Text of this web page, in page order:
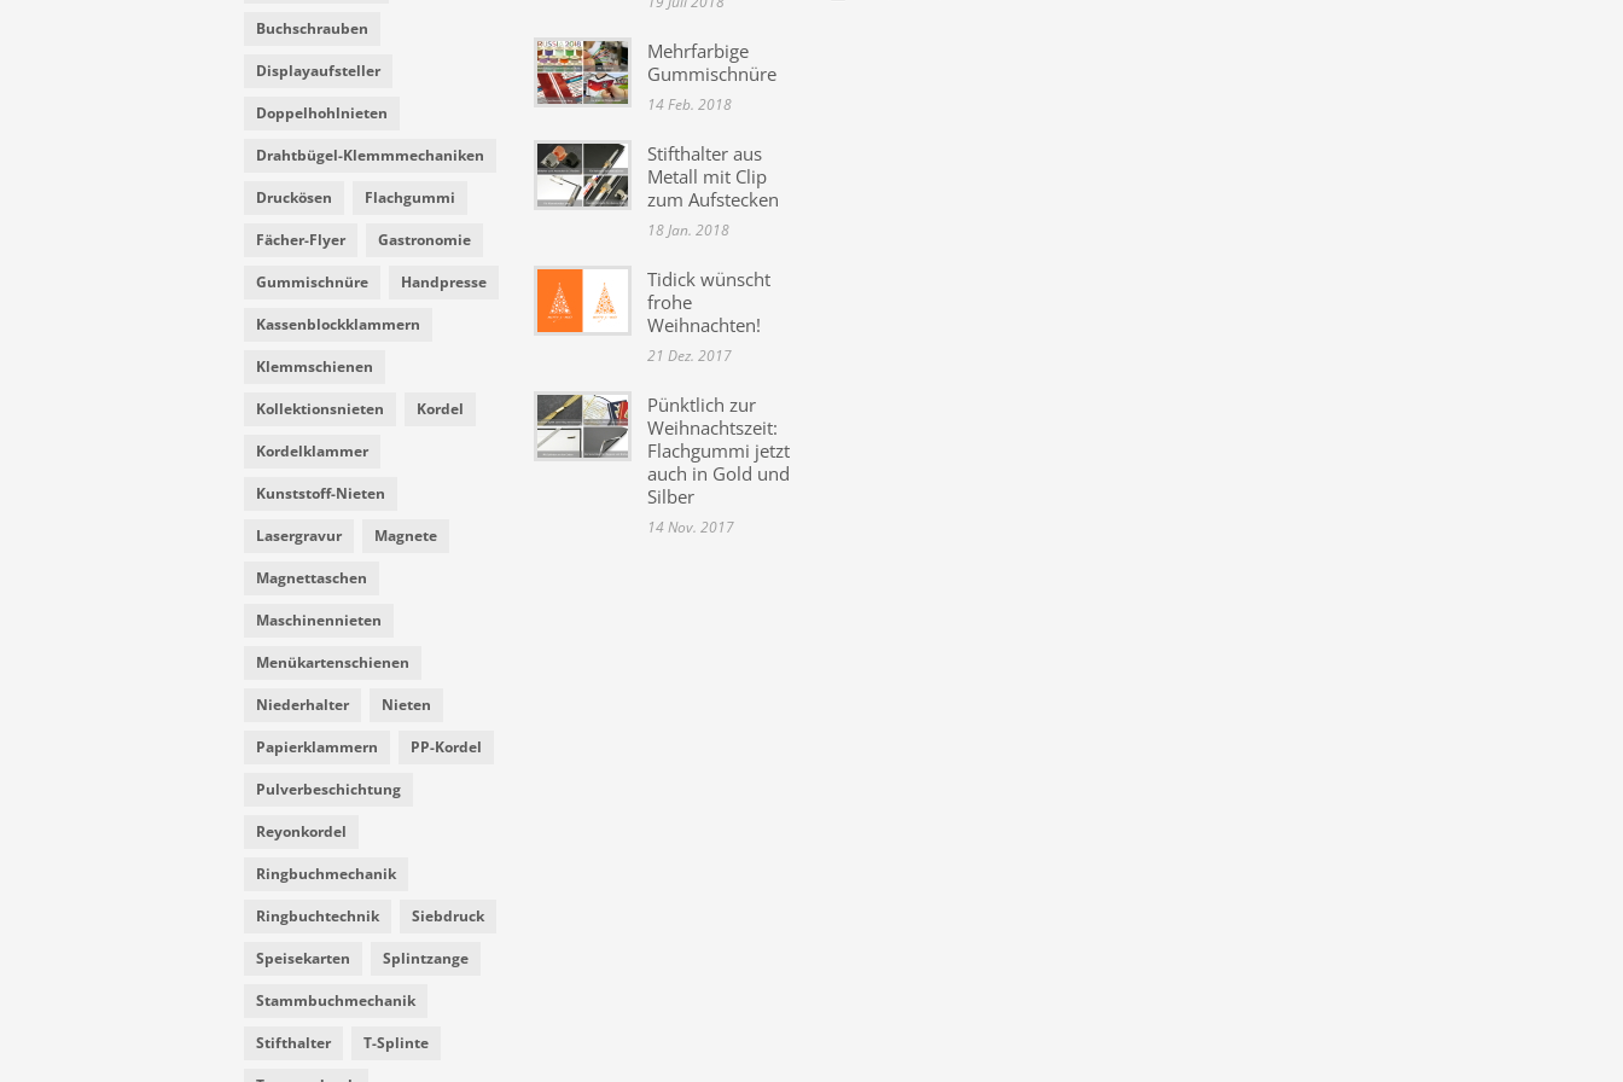
Buchschrauben
Displayaufsteller
Doppelhohlnieten
Drahtbügel-Klemmmechaniken
Druckösen Flachgummi
Fächer-Flyer Gastronomie
Gummischnüre Handpresse
Kassenblockklammern
Klemmschienen
Kollektionsnieten Kordel
Kordelklammer
Kunststoff-Nieten
Lasergravur Magnete
Magnettaschen
Maschinennieten
Menükartenschienen
Niederhalter Nieten
Papierklammern PP-Kordel
Pulverbeschichtung
Reyonkordel
Ringbuchmechanik
Ringbuchtechnik Siebdruck
Speisekarten Splintzange
Stammbuchmechanik
Stifthalter T-Splinte
Mehrfarbige
Gummischnüre
14 Feb. 2018
Stifthalter aus
Metall mit Clip
zum Aufstecken
18 Jan. 2018
Tidick wünscht
frohe
Weihnachten!
21 Dez. 2017
Pünktlich zur
Weihnachtszeit:
Flachgummi jetzt
auch in Gold und
Silber
14 Nov. 2017